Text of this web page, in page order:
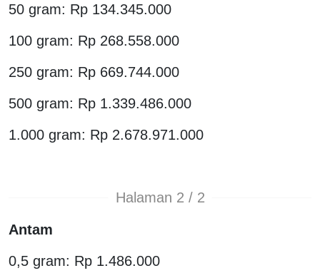
50 gram: Rp 134.345.000
100 gram: Rp 268.558.000
250 gram: Rp 669.744.000
500 gram: Rp 1.339.486.000
1.000 gram: Rp 2.678.971.000
Halaman 2 / 2
Antam
0,5 gram: Rp 1.486.000